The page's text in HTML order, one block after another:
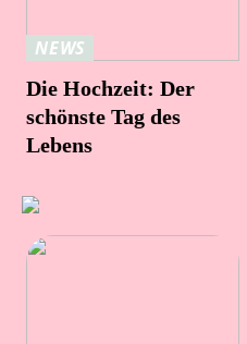
NEWS
Die Hochzeit: Der
schönste Tag des
Lebens